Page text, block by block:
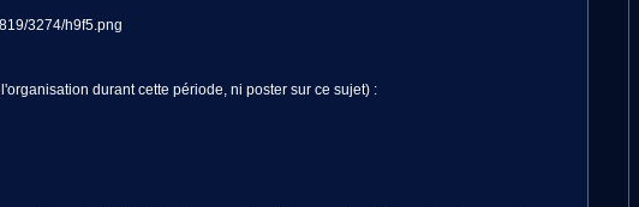
durant cette période, ni poster sur ce sujet) :